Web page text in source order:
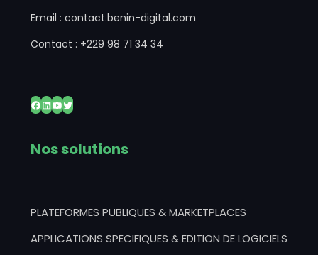
Email : contact.benin-digital.com
Contact : +229 98 71 34 34
Facebook
LinkedIn
YouTube
Twitter
Nos solutions
PLATEFORMES PUBLIQUES & MARKETPLACES
APPLICATIONS SPECIFIQUES & EDITION DE LOGICIELS